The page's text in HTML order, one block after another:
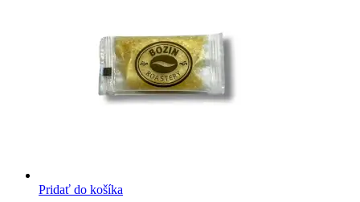
Pridať do košíka